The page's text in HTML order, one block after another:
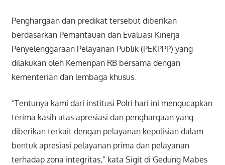
Penghargaan dan predikat tersebut diberikan
berdasarkan Pemantauan dan Evaluasi Kinerja
Penyelenggaraan Pelayanan Publik (PEKPPP) yang
dilakukan oleh Kemenpan RB bersama dengan
kementerian dan lembaga khusus.
“Tentunya kami dari institusi Polri hari ini mengucapkan
terima kasih atas apresiasi dan penghargaan yang
diberikan terkait dengan pelayanan kepolisian dalam
bentuk apresiasi pelayanan prima dan pelayanan
terhadap zona integritas,” kata Sigit di Gedung Mabes